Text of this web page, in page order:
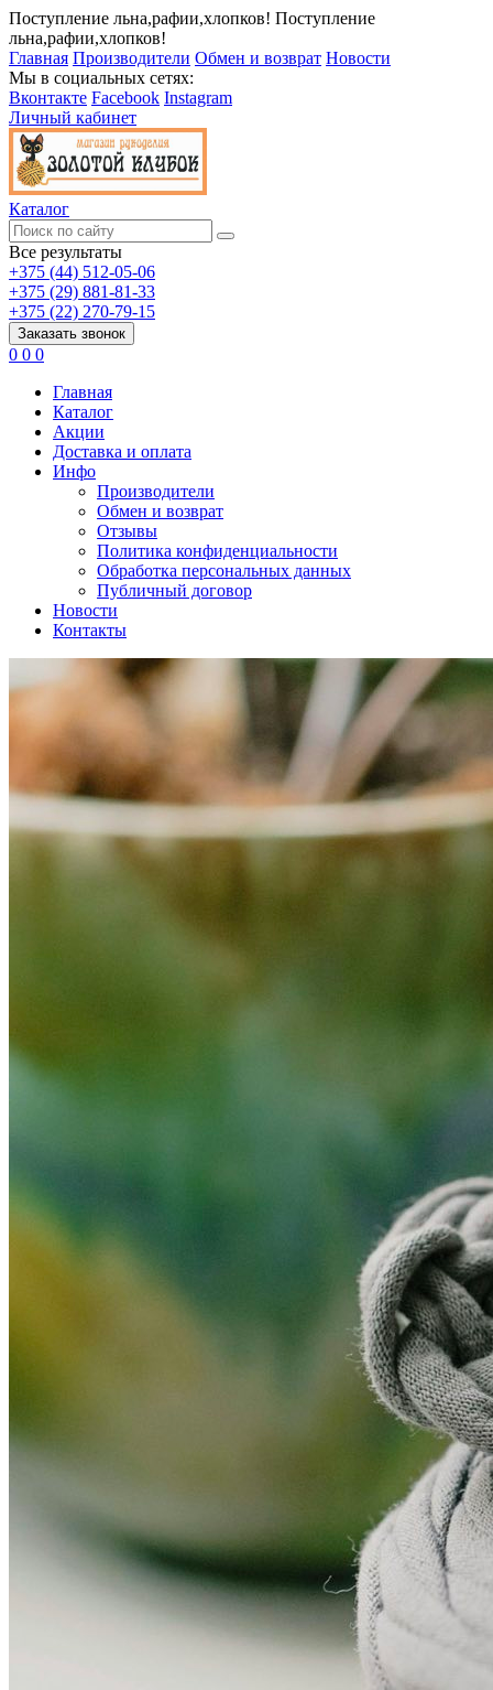
Поступление льна,рафии,хлопков! Поступление
льна,рафии,хлопков!
Главная Производители Обмен и возврат Новости
Мы в социальных сетях:
Вконтакте Facebook Instagram
Личный кабинет
Каталог
Все результаты
+375 (44) 512-05-06
+375 (29) 881-81-33
+375 (22) 270-79-15
Заказать звонок
0 0 0
Главная
Каталог
Акции
Доставка и оплата
Инфо
Производители
Обмен и возврат
Отзывы
Политика конфиденциальности
Обработка персональных данных
Публичный договор
Новости
Контакты